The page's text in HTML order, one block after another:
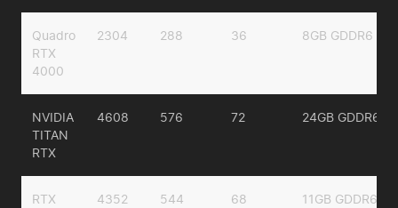
Quadro
RTX
4000
2304 288 36 8GB GDDR6
NVIDIA
TITAN
RTX
4608 576 72 24GB GDDR6
RTX
4352 544 68 11GB GDDR6